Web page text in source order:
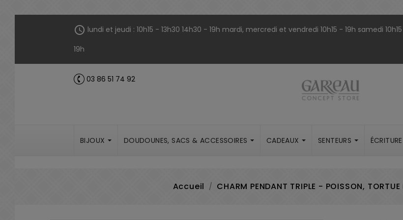
schedule lundi et jeudi : 10h15 - 13h30 14h30 - 19h mardi, mercredi et vendredi 10h15 - 19h samedi 10h15
19h
call 03 86 51 74 92
BIJOUX DOUDOUNES, SACS & ACCESSOIRES CADEAUX SENTEURS ÉCRITURE
Accueil CHARM PENDANT TRIPLE - POISSON, TORTUE